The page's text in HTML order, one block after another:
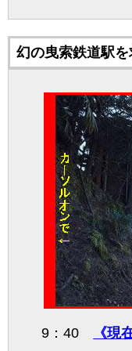
幻の曳索鉄道駅
9：40
《現